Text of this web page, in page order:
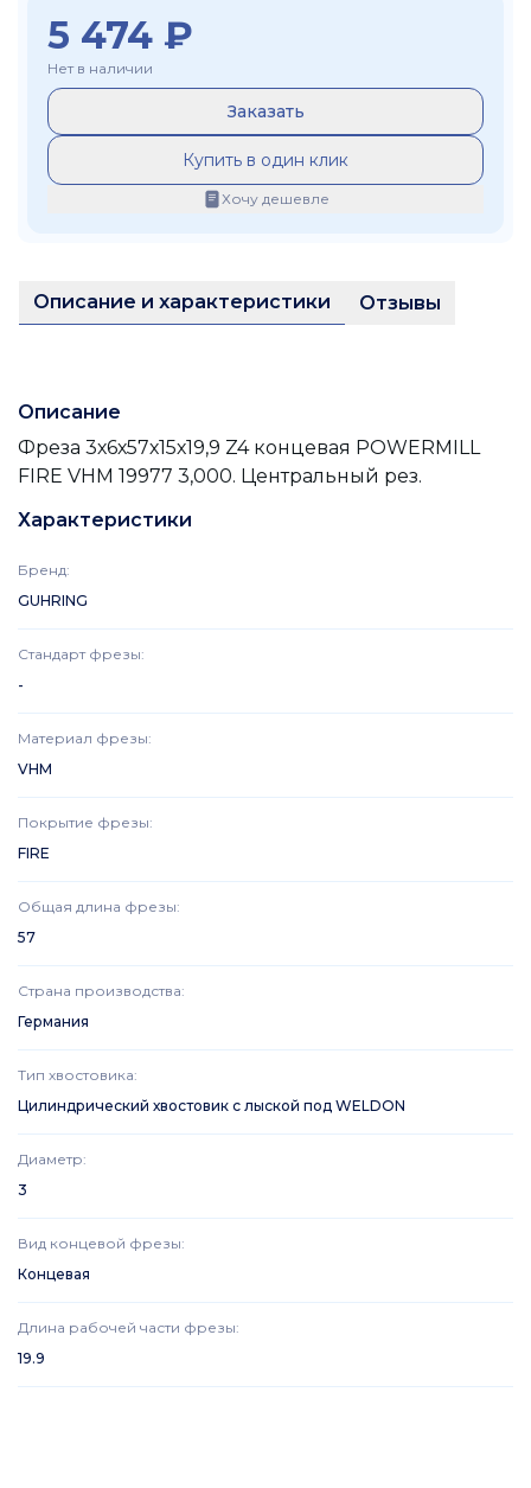
5 474 ₽
Нет в наличии
Заказать
Купить в один клик
Хочу дешевле
Описание и характеристики Отзывы
Описание
Фреза 3х6х57х15х19,9 Z4 концевая POWERMILL
FIRE VHM 19977 3,000. Центральный рез.
Характеристики
Бренд:
GUHRING
Стандарт фрезы:
-
Материал фрезы:
VHM
Покрытие фрезы:
FIRE
Общая длина фрезы:
57
Страна производства:
Германия
Тип хвостовика:
Цилиндрический хвостовик с лыской под WELDON
Диаметр:
3
Вид концевой фрезы:
Концевая
Длина рабочей части фрезы:
19.9